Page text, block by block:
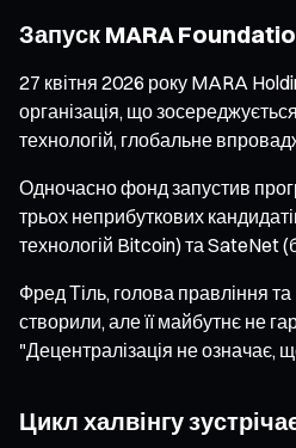
Запуск MARA
27 квітня 2026 року MARA
організація, що
технологій, глобальне
Одночасно фонд запустив
трьох неприбуткових
технологій Bitcoin) та SateNet
Фред Тіль, голова правління
створили, але її майбутнє не
"Децентралізація не означає,
Цикл халвінгу